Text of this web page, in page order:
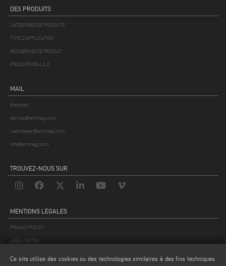
DES PRODUITS
CATÉGORIES DE PRODUITS
TYPE D'APPLICATION
RECHERCHE DE PRODUIT
PRODUITS DE A À Z
MAIL
Webmail
service@emmegi.com
webmaster@emmegi.com
info@emmegi.com
TROUVEZ-NOUS SUR
MENTIONS LÉGALES
PRIVACY POLICY
LEGAL NOTES
Ce site utilise des cookies ou des technologies similaires à des fins techniques.